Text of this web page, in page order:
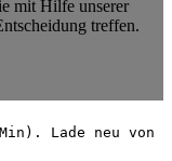
mit Hilfe unserer
treffen.
Lade neu von